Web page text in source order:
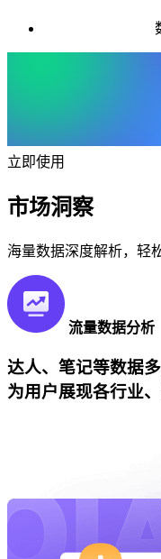
立即使用
市场洞察
海量数据深度解析，轻
流量数据分析
达人、笔记等数据
为用户展现各行业